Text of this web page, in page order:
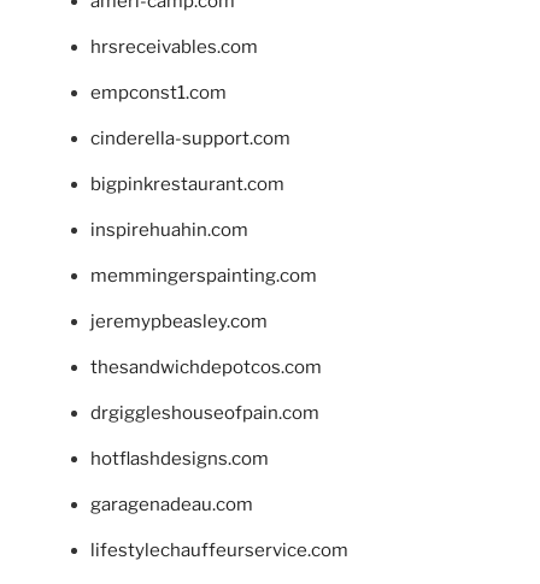
hrsreceivables.com
empconst1.com
cinderella-support.com
bigpinkrestaurant.com
inspirehuahin.com
memmingerspainting.com
jeremypbeasley.com
thesandwichdepotcos.com
drgiggleshouseofpain.com
hotflashdesigns.com
garagenadeau.com
lifestylechauffeurservice.com